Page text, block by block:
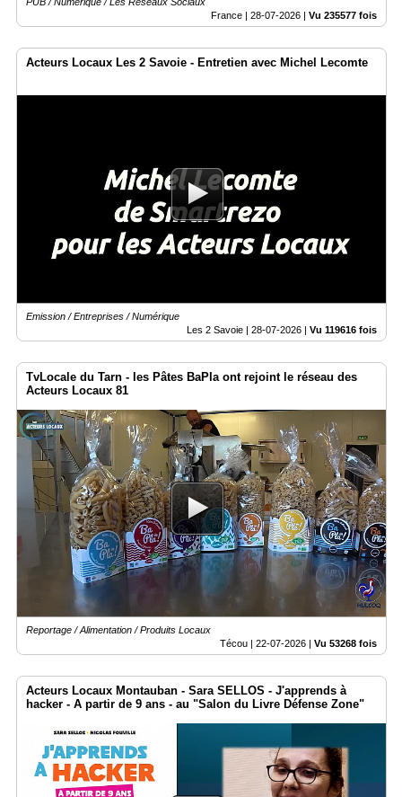
France | 28-07-2026 | Vu 235577 fois
Acteurs Locaux Les 2 Savoie - Entretien avec Michel Lecomte
Emission / Entreprises / Numérique
Les 2 Savoie | 28-07-2026 | Vu 119616 fois
TvLocale du Tarn - les Pâtes BaPla ont rejoint le réseau des
Acteurs Locaux 81
Reportage / Alimentation / Produits Locaux
Técou | 22-07-2026 | Vu 53268 fois
Acteurs Locaux Montauban - Sara SELLOS - J'apprends à
hacker - A partir de 9 ans - au "Salon du Livre Défense Zone"